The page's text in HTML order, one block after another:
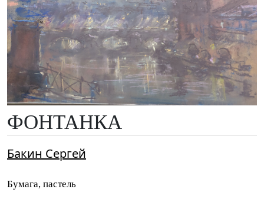
ФОНТАНКА
Бакин Сергей
Бумага, пастель